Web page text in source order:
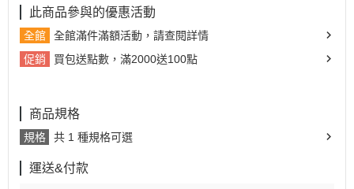
此商品參與的優惠活動
全館
全館滿件滿額活動，請查閱詳情
促銷
買包送點數，滿2000送100點
商品規格
規格 共 1 種規格可選
運送&付款